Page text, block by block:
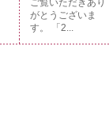
ご覧いただきあり
がとうございま
す。 「2...